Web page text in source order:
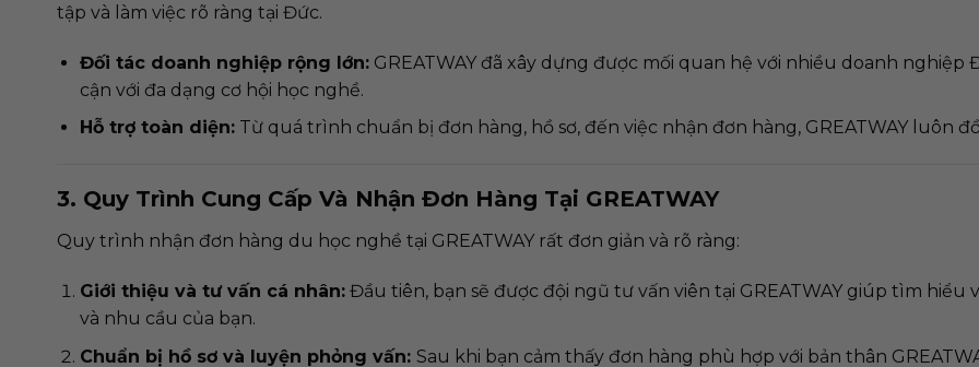
tập và làm việc rõ ràng tại Đức.
Đối tác doanh nghiệp rộng lớn:GREATWAY đã xây dựng được mối quan hệ với nhiều doanh
cận với đa dạng cơ hội học nghề.
Hỗ trợ toàn diện:Từ quá trình chuẩn bị đơn hàng, hồ sơ, đến việc nhận đơn hàng, GREATWAY luôn
3. Quy Trình Cung Cấp Và Nhận Đơn Hàng Tại GREATWAY
Quy trình nhận đơn hàng du học nghề tại GREATWAY rất đơn giản và rõ ràng:
Giới thiệu và tư vấn cá nhân:Đầu tiên, bạn sẽ được đội ngũ tư vấn viên tại GREATWAY giúp tìm
và nhu cầu của bạn.
Chuẩn bị hồ sơ và luyện phỏng vấn: Sau khi bạn cảm thấy đơn hàng phù hợp với bản thân